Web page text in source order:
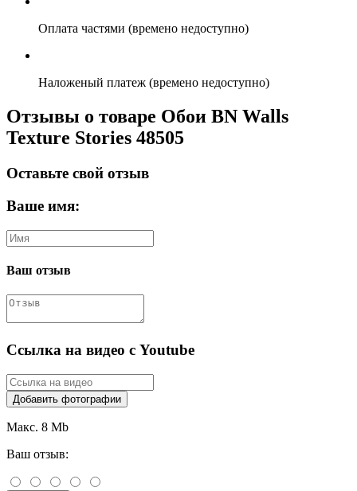
Оплата частями (времено недоступно)
Наложеный платеж (времено недоступно)
Отзывы о товаре Обои BN Walls
Texture Stories 48505
Оставьте свой отзыв
Ваше имя:
Ваш отзыв
Ссылка на видео с Youtube
Добавить фотографии
Макс. 8 Mb
Ваш отзыв: